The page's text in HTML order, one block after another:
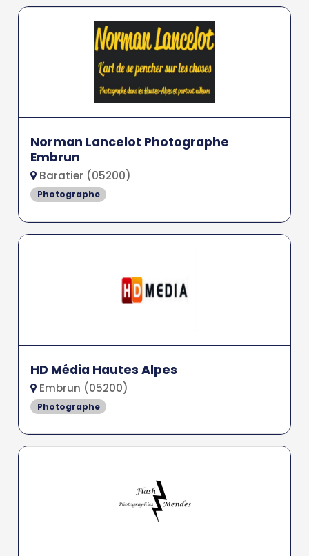
Norman Lancelot Photographe
Embrun
Baratier (05200)
Photographe
HD Média Hautes Alpes
Embrun (05200)
Photographe